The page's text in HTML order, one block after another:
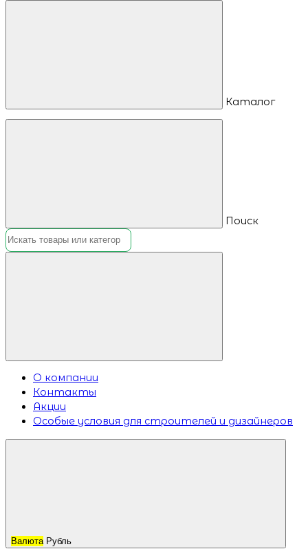
Каталог
Поиск
О компании
Контакты
Акции
Особые условия для строителей и дизайнеров
Валюта Рубль